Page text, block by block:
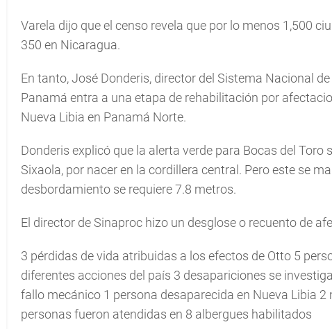
Varela dijo que el censo revela que por lo menos 1,500
350 en Nicaragua.
En tanto, José Donderis, director del Sistema Nacional
Panamá entra a una etapa de rehabilitación por
Nueva Libia en Panamá Norte.
Donderis explicó que la alerta verde para Bocas del
Sixaola, por nacer en la cordillera central. Pero este se
desbordamiento se requiere 7.8 metros.
El director de Sinaproc hizo un desglose o recuento de
3 pérdidas de vida atribuidas a los efectos de Otto 5
diferentes acciones del país 3 desapariciones se
fallo mecánico 1 persona desaparecida en Nueva Libia
personas fueron atendidas en 8 albergues habilitados